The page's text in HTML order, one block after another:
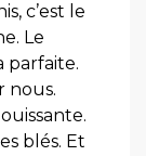
c’est le
Le
parfaite.
nous.
blés. Et